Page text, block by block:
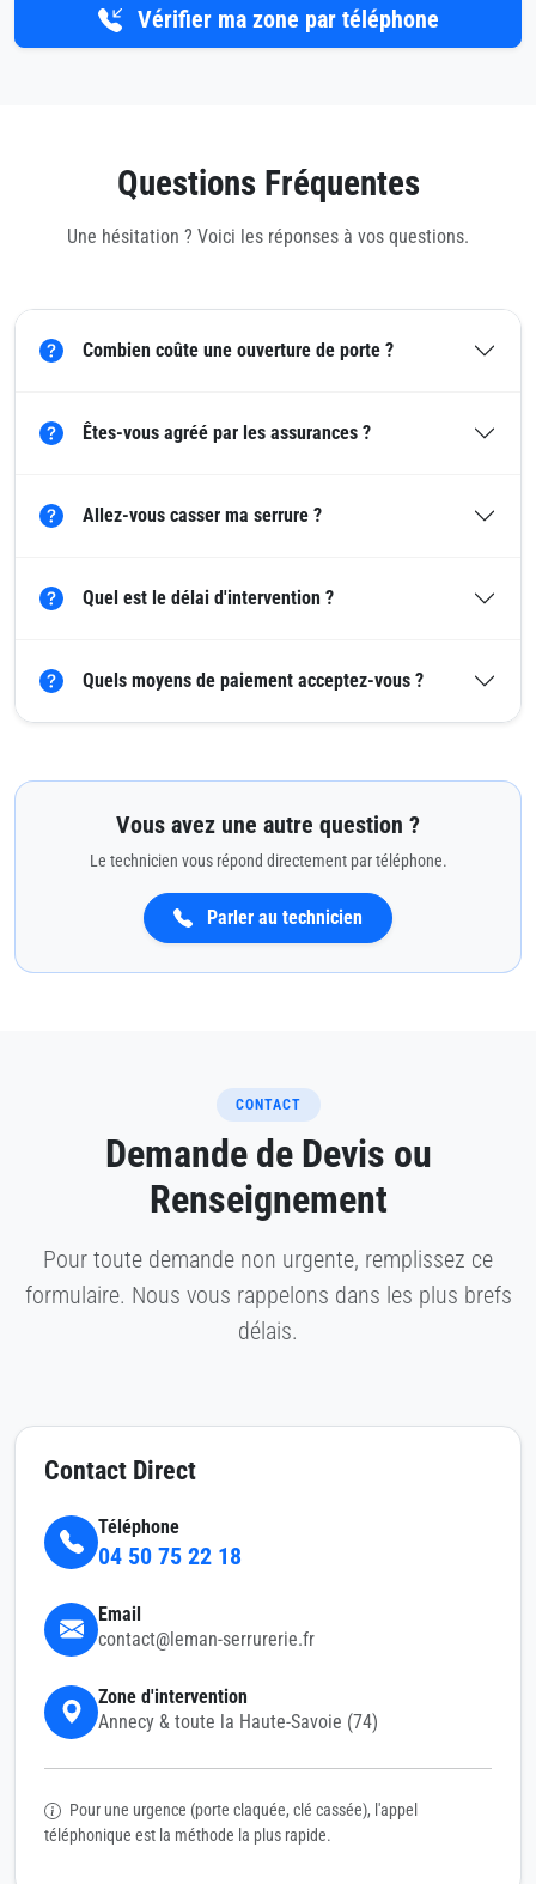
Vérifier ma zone par téléphone
Questions Fréquentes
Une hésitation ? Voici les réponses à vos questions.
Combien coûte une ouverture de porte ?
Êtes-vous agréé par les assurances ?
Allez-vous casser ma serrure ?
Quel est le délai d'intervention ?
Quels moyens de paiement acceptez-vous ?
Vous avez une autre question ?
Le technicien vous répond directement par téléphone.
Parler au technicien
CONTACT
Demande de Devis ou
Renseignement
Pour toute demande non urgente, remplissez ce
formulaire. Nous vous rappelons dans les plus brefs
délais.
Contact Direct
Téléphone
04 50 75 22 18
Email
contact@leman-serrurerie.fr
Zone d'intervention
Annecy & toute la Haute-Savoie (74)
Pour une urgence (porte claquée, clé cassée), l'appel
téléphonique est la méthode la plus rapide.